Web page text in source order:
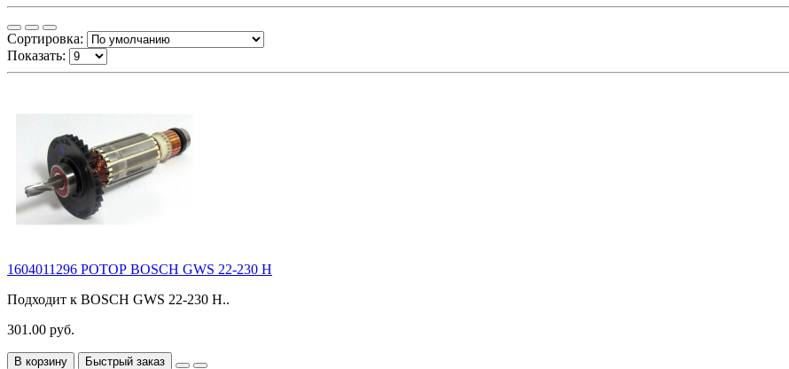
Сортировка:
Показать:
1604011296 РОТОР BOSCH GWS 22-230 H
Подходит к BOSCH GWS 22-230 H..
301.00 руб.
В корзину Быстрый заказ